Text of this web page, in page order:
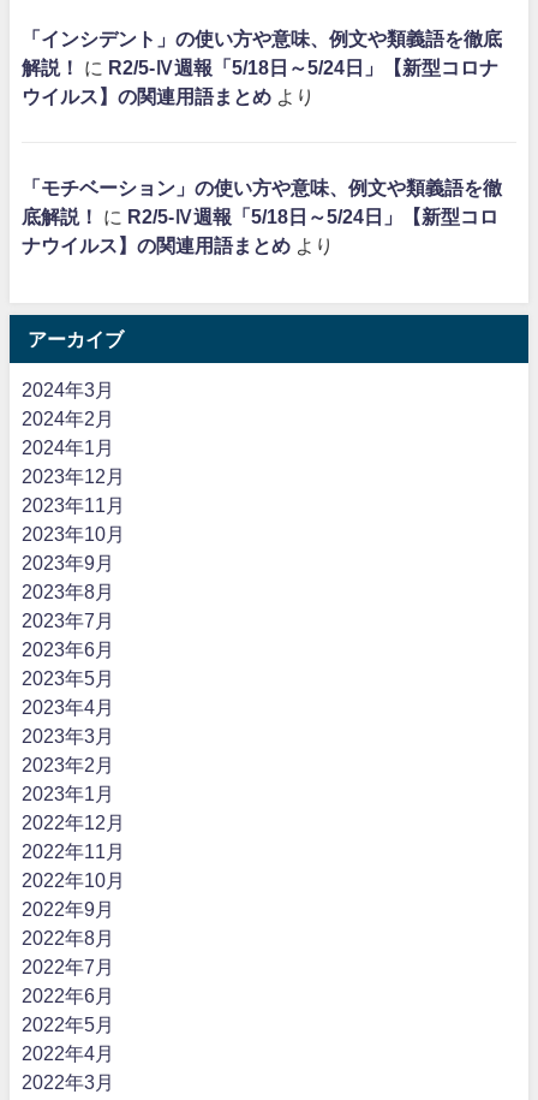
「インシデント」の使い方や意味、例文や類義語を徹底
解説！
に R2/5-Ⅳ週報「5/18日～5/24日」【新型コロナ
ウイルス】の関連用語まとめ より
「モチベーション」の使い方や意味、例文や類義語を徹
底解説！
に R2/5-Ⅳ週報「5/18日～5/24日」【新型コロ
ナウイルス】の関連用語まとめ より
アーカイブ
2024年3月
2024年2月
2024年1月
2023年12月
2023年11月
2023年10月
2023年9月
2023年8月
2023年7月
2023年6月
2023年5月
2023年4月
2023年3月
2023年2月
2023年1月
2022年12月
2022年11月
2022年10月
2022年9月
2022年8月
2022年7月
2022年6月
2022年5月
2022年4月
2022年3月